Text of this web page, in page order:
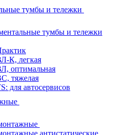
тумбы и тележки
тумбы и тележки
К, легкая
оптимальная
тяжелая
для автосервисов
антистатические